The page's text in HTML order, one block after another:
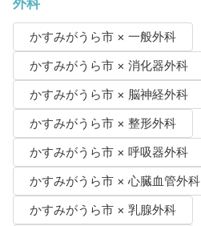
外科
かすみがうら市 × 一般外科
かすみがうら市 × 消化器外科
かすみがうら市 × 脳神経外科
かすみがうら市 × 整形外科
かすみがうら市 × 呼吸器外科
かすみがうら市 × 心臓血管外科
かすみがうら市 × 乳腺外科